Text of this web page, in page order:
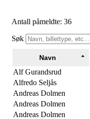
Antall påmeldte: 36
Søk
Navn
Alf Gurandsrud
Alfredo Seljås
Andreas Dolmen
Andreas Dolmen
Andreas Dolmen